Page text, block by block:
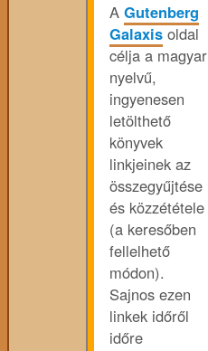
A Gutenberg
Galaxis oldal
célja a magyar
nyelvű,
ingyenesen
letölthető
könyvek
linkjeinek az
összegyűjtése
és közzététele
(a keresőben
fellelhető
módon).
Sajnos ezen
linkek időről
időre